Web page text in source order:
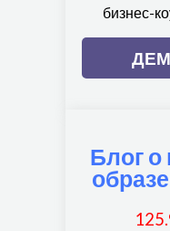
бизнес-
Блог о